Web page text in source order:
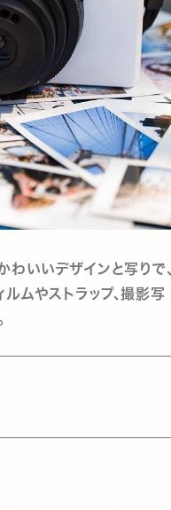
わいいデザインと写りで、
ムやストラップ、撮影写